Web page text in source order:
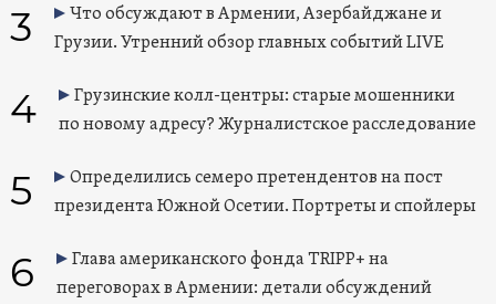
3
Что обсуждают в Армении, Азербайджане и
Грузии. Утренний обзор главных событий LIVE
4
Грузинские колл-центры: старые мошенники
по новому адресу? Журналистское расследование
5
Определились семеро претендентов на пост
президента Южной Осетии. Портреты и спойлеры
6
Глава американского фонда TRIPP+ на
переговорах в Армении: детали обсуждений